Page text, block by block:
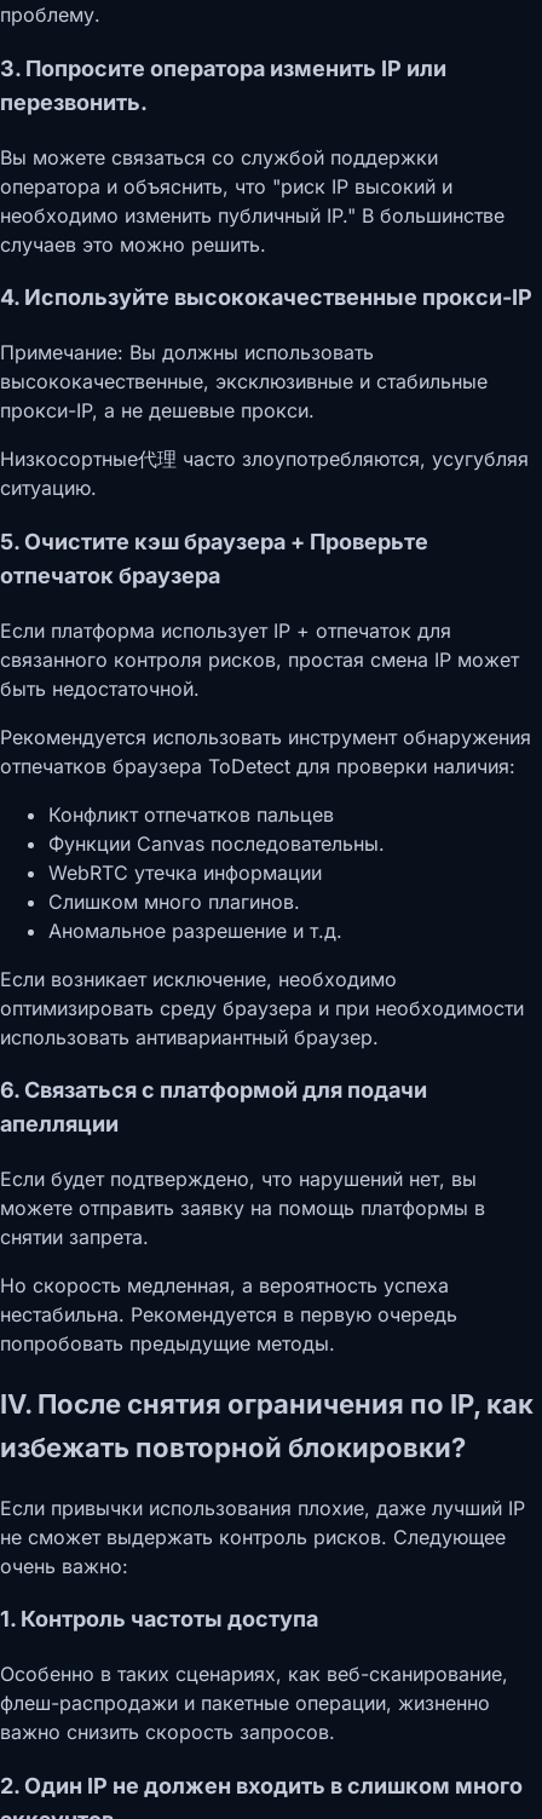
проблему.
3. Попросите оператора изменить IP или
перезвонить.
Вы можете связаться со службой поддержки
оператора и объяснить, что "риск IP высокий и
необходимо изменить публичный IP." В большинстве
случаев это можно решить.
4. Используйте высококачественные прокси-IP
Примечание: Вы должны использовать
высококачественные, эксклюзивные и стабильные
прокси-IP, а не дешевые прокси.
Низкосортные代理 часто злоупотребляются, усугубляя
ситуацию.
5. Очистите кэш браузера + Проверьте
отпечаток браузера
Если платформа использует IP + отпечаток для
связанного контроля рисков, простая смена IP может
быть недостаточной.
Рекомендуется использовать инструмент обнаружения
отпечатков браузера ToDetect для проверки наличия:
Конфликт отпечатков пальцев
Функции Canvas последовательны.
WebRTC утечка информации
Слишком много плагинов.
Аномальное разрешение и т.д.
Если возникает исключение, необходимо
оптимизировать среду браузера и при необходимости
использовать антивариантный браузер.
6. Связаться с платформой для подачи
апелляции
Если будет подтверждено, что нарушений нет, вы
можете отправить заявку на помощь платформы в
снятии запрета.
Но скорость медленная, а вероятность успеха
нестабильна. Рекомендуется в первую очередь
попробовать предыдущие методы.
IV. После снятия ограничения по IP, как
избежать повторной блокировки?
Если привычки использования плохие, даже лучший IP
не сможет выдержать контроль рисков. Следующее
очень важно:
1. Контроль частоты доступа
Особенно в таких сценариях, как веб-сканирование,
флеш-распродажи и пакетные операции, жизненно
важно снизить скорость запросов.
2. Один IP не должен входить в слишком много